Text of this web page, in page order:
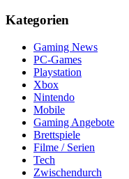
Kategorien
Gaming News
PC-Games
Playstation
Xbox
Nintendo
Mobile
Gaming Angebote
Brettspiele
Filme / Serien
Tech
Zwischendurch